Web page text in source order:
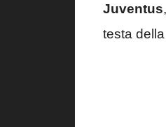
Juventus
testa